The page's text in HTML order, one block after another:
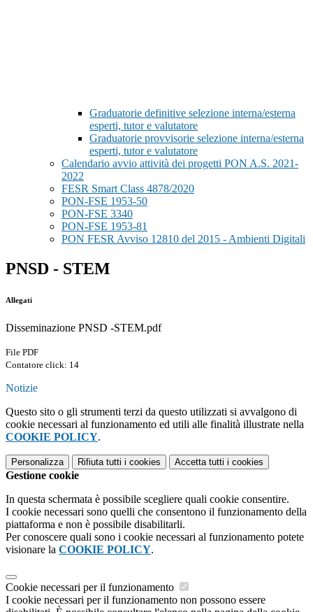
Graduatorie definitive selezione interna/esterna
esperti, tutor e valutatore
Graduatorie provvisorie selezione interna/esterna
esperti, tutor e valutatore
Calendario avvio attività dei progetti PON A.S. 2021-
2022
FESR Smart Class 4878/2020
PON-FSE 1953-50
PON-FSE 3340
PON-FSE 1953-81
PON FESR Avviso 12810 del 2015 - Ambienti Digitali
PNSD - STEM
Allegati
Disseminazione PNSD -STEM.pdf
File PDF
Contatore click: 14
Notizie
Questo sito o gli strumenti terzi da questo utilizzati si avvalgono di
cookie necessari al funzionamento ed utili alle finalità illustrate nella
COOKIE POLICY.
Personalizza Rifiuta tutti i cookies Accetta tutti i cookies
Gestione cookie
In questa schermata è possibile scegliere quali cookie consentire.
I cookie necessari sono quelli che consentono il funzionamento della
piattaforma e non è possibile disabilitarli.
Per conoscere quali sono i cookie necessari al funzionamento potete
visionare la COOKIE POLICY.
Cookie necessari per il funzionamento
I cookie necessari per il funzionamento non possono essere